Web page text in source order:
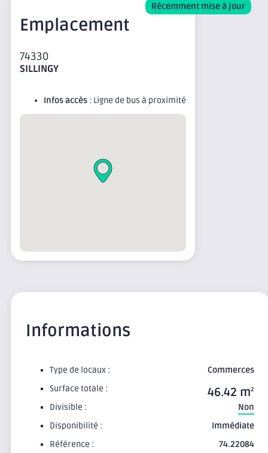
Récemment mise à jour
Emplacement
74330
SILLINGY
Infos accès : Ligne de bus à proximité
Informations
Type de locaux :
Commerces
Surface totale :
46.42 m2
Divisible :
Non
Disponibilité :
Immédiate
Référence :
74.22084